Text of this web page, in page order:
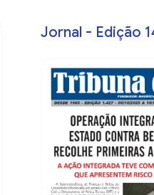
Jornal - Edição